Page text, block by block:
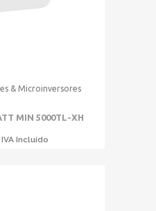
& Microinversores
MIN 5000TL-XH
IVA Incluido